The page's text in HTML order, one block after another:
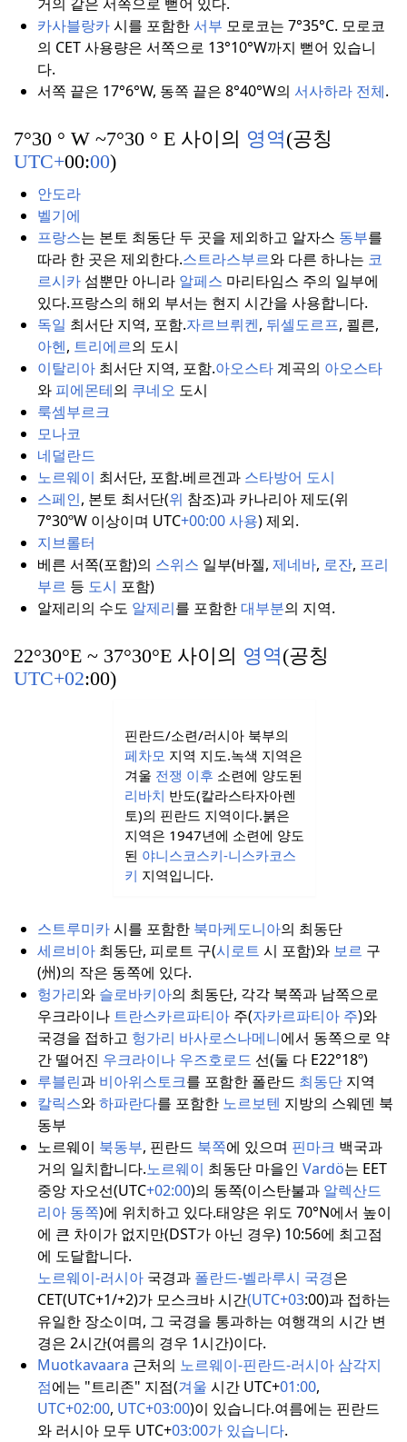
카사블랑카시를 포함한서부 모로코는 7°35°C. 모로코
의 CET 사용량은 서쪽으로 13°10°W까지 뻗어 있습니
다.
서쪽 끝은 17°6°W, 동쪽 끝은 8°40°W의 서사하라 전체.
7°30 ° W ~7°30 ° E 사이의 영역(공칭
UTC+00:00)
안도라
벨기에
프랑스는 본토 최동단 두 곳을 제외하고 알자스 동부를
따라 한 곳은 제외한다.스트라스부르와 다른 하나는 코
르시카섬뿐만 아니라 알페스 마리타임스 주의 일부에
있다.프랑스의 해외 부서는 현지 시간을 사용합니다.
독일 최서단 지역, 포함.자르브뤼켄, 뒤셀도르프, 쾰른,
아헨, 트리에르의 도시
이탈리아최서단 지역, 포함.아오스타계곡의 아오스타
와 피에몬테의 쿠네오 도시
룩셈부르크
모나코
네덜란드
노르웨이 최서단, 포함.베르겐과 스타방어 도시
스페인, 본토 최서단(위 참조)과 카나리아 제도(위
7°30ºW 이상이며 UTC+00:00 사용) 제외.
지브롤터
베른 서쪽(포함)의 스위스 일부(바젤, 제네바, 로잔, 프리
부르 등 도시 포함)
알제리의 수도 알제리를 포함한대부분의 지역.
22°30°E ~ 37°30°E 사이의 영역(공칭
UTC+02:00)
핀란드/소련/러시아 북부의
페차모 지역 지도.녹색 지역은
겨울 전쟁 이후 소련에 양도된
리바치 반도(칼라스타자아렌
토)의 핀란드 지역이다.붉은
지역은 1947년에 소련에 양도
된 야니스코스키-니스카코스
키 지역입니다.
스트루미카시를 포함한 북마케도니아의 최동단
세르비아최동단, 피로트 구(시로트 시 포함)와 보르 구
(州)의 작은 동쪽에 있다.
헝가리와 슬로바키아의 최동단, 각각 북쪽과 남쪽으로
우크라이나 트란스카르파티아주(자카르파티아 주)와
국경을 접하고 헝가리 바사로스나메니에서 동쪽으로 약
간 떨어진 우크라이나 우즈호로드 선(둘 다 E22°18º)
루블린과 비아위스토크를 포함한 폴란드 최동단지역
칼릭스와하파란다를 포함한 노르보텐 지방의 스웨덴 북
동부
노르웨이 북동부, 핀란드 북쪽에 있으며 핀마크 백국과
거의 일치합니다.노르웨이 최동단 마을인 Vardö는 EET
중앙 자오선(UTC+02:00)의 동쪽(이스탄불과 알렉산드
리아 동쪽)에 위치하고 있다.태양은 위도 70°N에서 높이
에 큰 차이가 없지만(DST가 아닌 경우) 10:56에 최고점
에 도달합니다.
노르웨이-러시아국경과 폴란드-벨라루시 국경은
CET(UTC+1/+2)가 모스크바 시간(UTC+03:00)과 접하는
유일한 장소이며, 그 국경을 통과하는 여행객의 시간 변
경은 2시간(여름의 경우 1시간)이다.
Muotkavaara 근처의 노르웨이-핀란드-러시아 삼각지
점에는 "트리존" 지점(겨울 시간 UTC+01:00,
UTC+02:00, UTC+03:00)이 있습니다.여름에는 핀란드
와 러시아 모두 UTC+03:00가 있습니다.